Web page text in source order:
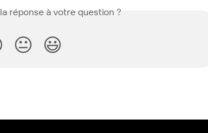
réponse à votre question ?
😐 😃